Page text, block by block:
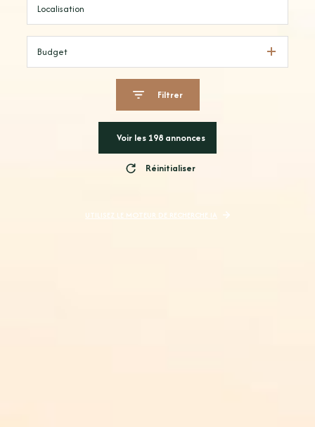
Budget
Filtrer
Voir les 198 annonces
Réinitialiser
UTILISEZ LE MOTEUR DE RECHERCHE IA